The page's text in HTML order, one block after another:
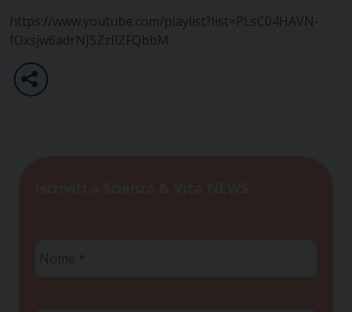
https://www.youtube.com/playlist?list=PLsC04HAVN-
fOxsjw6adrNJ5ZzIlZFQbbM